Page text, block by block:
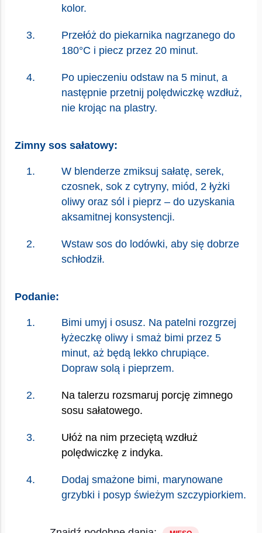
kolor.
Przełóż do piekarnika nagrzanego do
180°C i piecz przez 20 minut.
Po upieczeniu odstaw na 5 minut, a
następnie przetnij polędwiczkę wzdłuż,
nie krojąc na plastry.
Zimny sos sałatowy:
W blenderze zmiksuj sałatę, serek,
czosnek, sok z cytryny, miód, 2 łyżki
oliwy oraz sól i pieprz – do uzyskania
aksamitnej konsystencji.
Wstaw sos do lodówki, aby się dobrze
schłodził.
Podanie:
Bimi umyj i osusz. Na patelni rozgrzej
łyżeczkę oliwy i smaż bimi przez 5
minut, aż będą lekko chrupiące.
Dopraw solą i pieprzem.
Na talerzu rozsmaruj porcję zimnego
sosu sałatowego.
Ułóż na nim przeciętą wzdłuż
polędwiczkę z indyka.
Dodaj smażone bimi, marynowane
grzybki i posyp świeżym szczypiorkiem.